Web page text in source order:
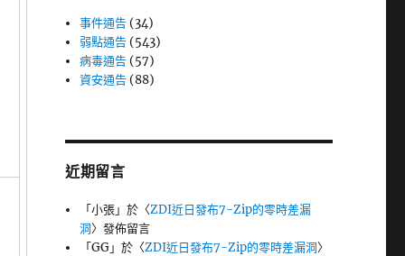
事件通告 (34)
弱點通告 (543)
病毒通告 (57)
資安通告 (88)
近期留言
「小張」於〈ZDI近日發布7-Zip的零時差漏
洞〉發佈留言
「GG」於〈ZDI近日發布7-Zip的零時差漏洞〉